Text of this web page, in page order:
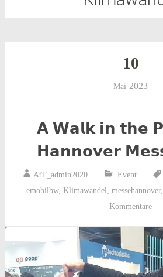
10
Mai 2023
𝗔 𝗪𝗮𝗹𝗸 𝗶𝗻 𝘁𝗵𝗲
𝗛𝗮𝗻𝗻𝗼𝘃𝗲𝗿
AtT_admin2020 Event
emobilbw,Klimawandel ,messehannover
Kommentare